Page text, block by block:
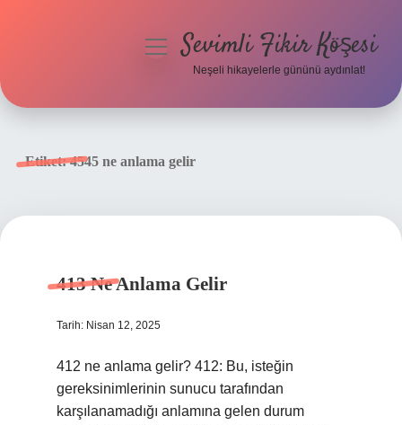
menüyüSevimli Fikir Köşesi
Neşeli hikayelerle gününü aydınlat!
Etiket:4545 ne anlama gelir
413 Ne Anlama Gelir
Tarih: Nisan 12, 2025
412 ne anlama gelir? 412: Bu, isteğin
gereksinimlerinin sunucu tarafından
karşılanamadığı anlamına gelen durum